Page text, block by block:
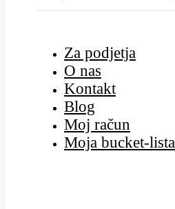
Za podjetja
O nas
Kontakt
Blog
Moj račun
Moja bucket-lista